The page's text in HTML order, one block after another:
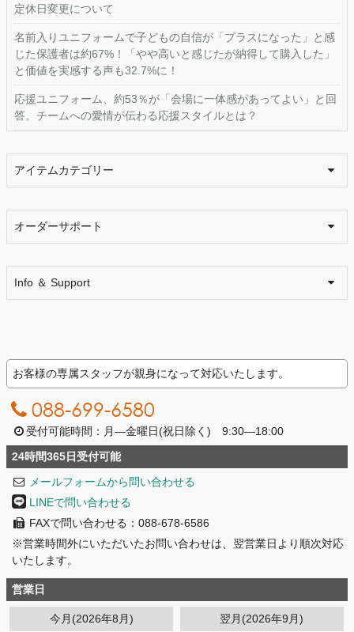
定休日変更について
名前入りユニフォームで子どもの自信が「プラスになった」と感
じた保護者は約67%！「やや高いと感じたが納得して購入した」
と価値を実感する声も32.7%に！
応援ユニフォーム、約53％が「会場に一体感があってよい」と回
答。チームへの愛情が伝わる応援スタイルとは？
アイテムカテゴリー
オーダーサポート
Info ＆ Support
お客様の専属スタッフが親身になって対応いたします。
088-699-6580
受付可能時間：月―金曜日(祝日除く) 9:30―18:00
24時間365日受付可能
メールフォームから問い合わせる
LINEで問い合わせる
FAXで問い合わせる：088-678-6586
※営業時間外にいただいたお問い合わせは、翌営業日より順次対応
いたします。
営業日
今月(2026年8月) 翌月(2026年9月)